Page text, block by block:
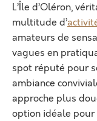
L’Île d’Oléron,
multitude d’
amateurs de
vagues en
spot réputé pour
ambiance
approche plus
option idéale pour